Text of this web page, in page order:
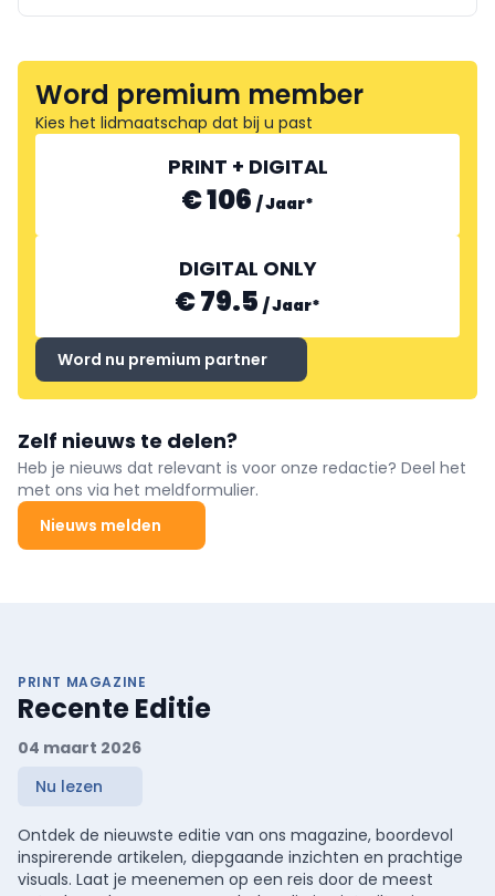
Word premium member
Kies het lidmaatschap dat bij u past
PRINT + DIGITAL
€ 106 /Jaar*
DIGITAL ONLY
€ 79.5 /Jaar*
Word nu premium partner
Zelf nieuws te delen?
Heb je nieuws dat relevant is voor onze redactie? Deel het
met ons via het meldformulier.
Nieuws melden
PRINT MAGAZINE
Recente Editie
04 maart 2026
Nu lezen
Ontdek de nieuwste editie van ons magazine, boordevol
inspirerende artikelen, diepgaande inzichten en prachtige
visuals. Laat je meenemen op een reis door de meest